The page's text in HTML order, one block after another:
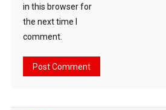
in this browser for
the next time I
comment.